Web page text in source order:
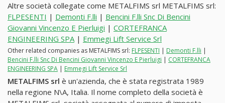
Altre società collegate come METALFIMS srl METALFIMS srl:
FLPESENTI | Demonti F.lli | Bencini F.lli Snc Di Bencini
Giovanni Vincenzo E Pierluigi | CORTEFRANCA
ENGINEERING SPA| Emmegi Lift Service Srl
Other related companies as METALFIMS srl: FLPESENTI | Demonti F.lli |
Bencini F.lli Snc Di Bencini Giovanni Vincenzo E Pierluigi | CORTEFRANCA
ENGINEERING SPA | Emmegi Lift Service Srl
METALFIMS srl è un'azienda, che è stata registrata 1989
nella regione N\A, Italia. Il nome completo della società è